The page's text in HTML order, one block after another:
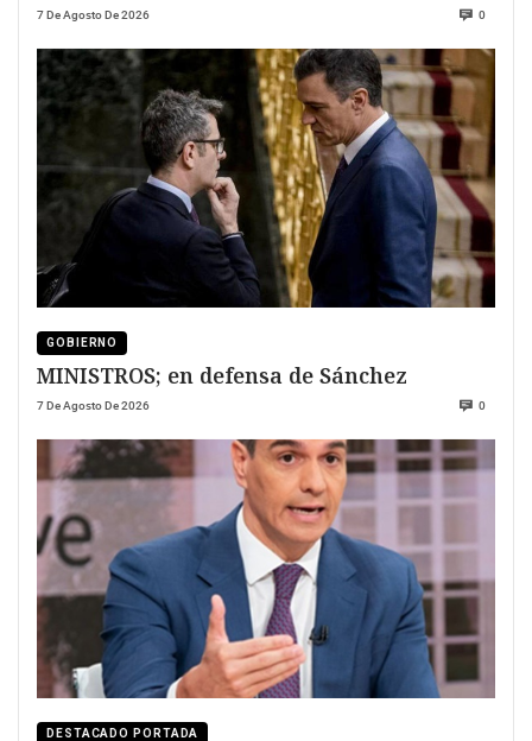
7 De Agosto De 2026 0
GOBIERNO
MINISTROS; en defensa de Sánchez
7 De Agosto De 2026 0
DESTACADO PORTADA